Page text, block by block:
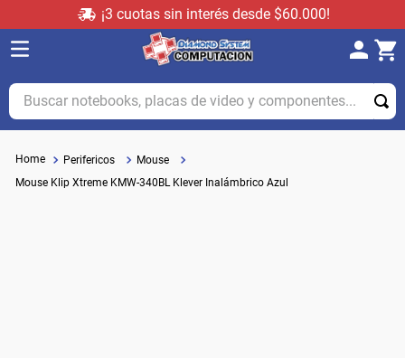
¡3 cuotas sin interés desde $60.000!
Buscar notebooks, placas de video y componentes...
Perifericos
Mouse
Mouse Klip Xtreme KMW-340BL Klever Inalámbrico Azul